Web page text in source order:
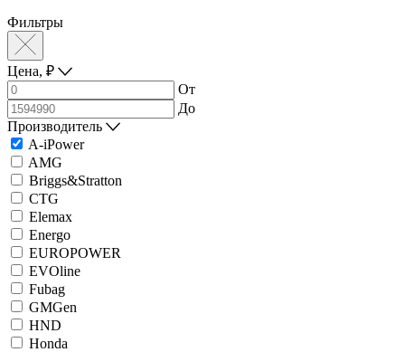
Фильтры
Цена, ₽
От
До
Производитель
A-iPower
AMG
Briggs&Stratton
CTG
Elemax
Energo
EUROPOWER
EVOline
Fubag
GMGen
HND
Honda